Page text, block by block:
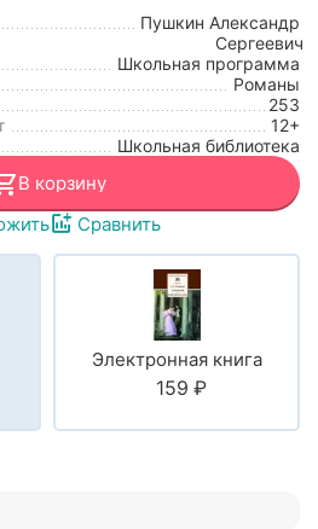
Пушкин Александр
Сергеевич
Школьная программа
Романы
253
12+
Школьная библиотека
В корзину
Сравнить
Электронная книга
‍159‍ ₽